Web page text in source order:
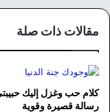
مقالات ذات صلة
رسالة قصيرة وقوية